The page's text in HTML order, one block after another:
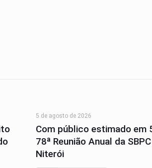
5 de agosto de 2026
Com público estimado em
78ª Reunião Anual da
Niterói